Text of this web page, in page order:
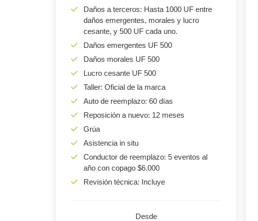
Daños a terceros: Hasta 1000 UF entre
daños emergentes, morales y lucro
cesante, y 500 UF cada uno.
Daños emergentes UF 500
Daños morales UF 500
Lucro cesante UF 500
Taller: Oficial de la marca
Auto de reemplazo: 60 días
Reposición a nuevo: 12 meses
Grúa
Asistencia in situ
Conductor de reemplazo: 5 eventos al
año con copago $6.000
Revisión técnica: Incluye
Desde